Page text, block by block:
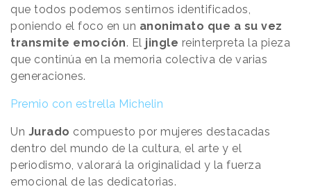
que todos podemos sentirnos identificados,
poniendo el foco en un anonimato que a su vez
transmite emoción. El jingle reinterpreta la pieza
que continúa en la memoria colectiva de varias
generaciones.
Premio con estrella Michelin
Un Jurado compuesto por mujeres destacadas
dentro del mundo de la cultura, el arte y el
periodismo, valorará la originalidad y la fuerza
emocional de las dedicatorias.